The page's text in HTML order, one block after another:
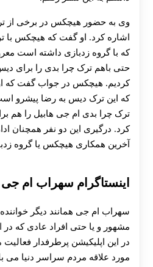
وی به حضور هیچکس در برخی از
اشاره کرد. او گفت که هیچکس با
که با گروه زدبازی داشته است
حتی باهم ترک چرا بدی را برای
کردیم. هیچکس در جواب گفت که
که این ترک دیس به رضا پیشرو
ترک چرا بدی ام جی هابیل را هم
کرد. درگیری این دو نفر همچنان
آخرین همکاری هیچکس یا گروه
اینستاگرام سهراب ام جی
سهراب ام جی همانند دیگر
مشهور و یا حتی افراد عادی که در
در این اپلیکیشن پرطرفدار فعالیت
مورد علاقه مردم سراسر دنیا می